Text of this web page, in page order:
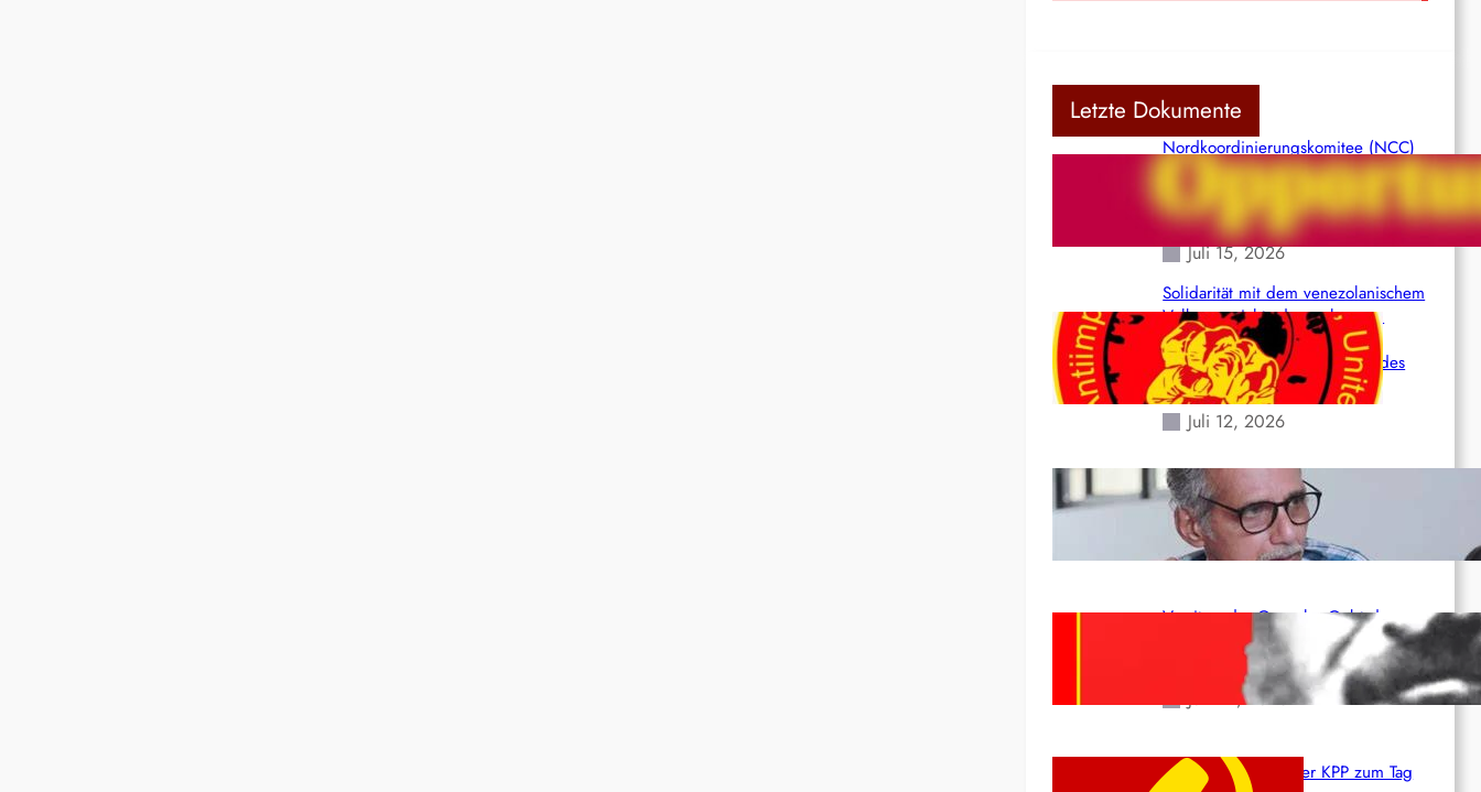
Letzte Dokumente
Nordkoordinierungskomitee (NCC)
der Kommunistischen Partei Indiens
(Maoistisch): Postmoderner
Opportunismus
Juli 15, 2026
Solidarität mit dem venezolanischem
Volk angesichts der verlorenen
Leben und der katastrophalen
Situation durch die Erdbeben des
24. Juni!
Juli 12, 2026
Indien: „Die Politik der Kapitulation“
von K. Murali (Ajith)
Juli 1, 2026
Vorsitzender Gonzalo: Gebt das
Leben für die Partei und die
Revolution!
Juni 19, 2026
Beschluss des ZK der KPP zum Tag